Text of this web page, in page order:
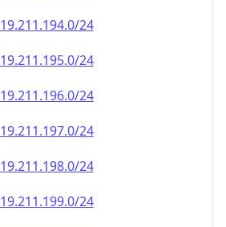
19.211.194.0/24
19.211.195.0/24
19.211.196.0/24
19.211.197.0/24
19.211.198.0/24
19.211.199.0/24